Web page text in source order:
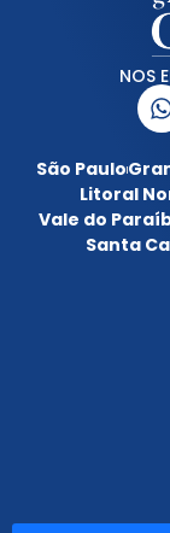
NOS
São Paulo
Litoral
Vale do
Santa